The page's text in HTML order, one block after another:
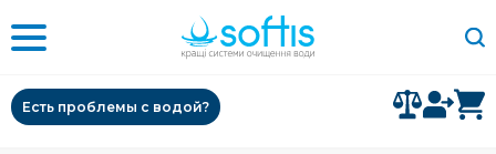
Есть проблемы с водой?